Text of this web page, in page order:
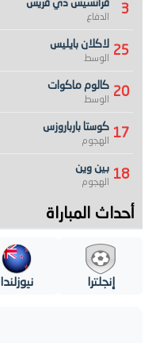
3 الدفاع
25 لاكلان بايليس
الوسط
20 كالوم ماكوات
الوسط
17 كوستا بارباروزس
الهجوم
18 بين وين
الهجوم
أحداث المباراة
إنجلترا نيوزلندا